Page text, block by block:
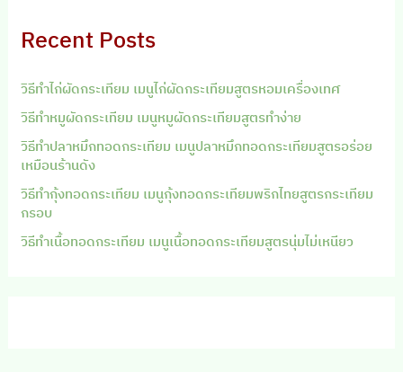
Recent Posts
วิธีทำไก่ผัดกระเทียม เมนูไก่ผัดกระเทียมสูตรหอมเครื่องเทศ
วิธีทำหมูผัดกระเทียม เมนูหมูผัดกระเทียมสูตรทำง่าย
วิธีทำปลาหมึกทอดกระเทียม เมนูปลาหมึกทอดกระเทียมสูตรอร่อย
เหมือนร้านดัง
วิธีทำกุ้งทอดกระเทียม เมนูกุ้งทอดกระเทียมพริกไทยสูตรกระเทียม
กรอบ
วิธีทำเนื้อทอดกระเทียม เมนูเนื้อทอดกระเทียมสูตรนุ่มไม่เหนียว